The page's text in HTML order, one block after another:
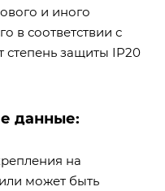
и иного
в соответствии с
защиты IP20
данные:
на
может быть